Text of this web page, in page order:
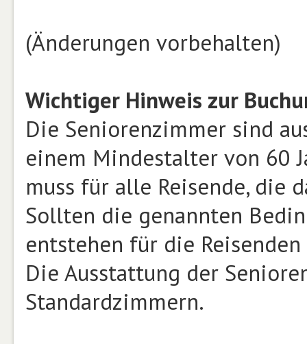
(Änderungen vorbehalten)
Wichtiger Hinweis zur
Die Seniorenzimmer sind
einem Mindestalter von 60
muss für alle Reisende, die
Sollten die genannten
entstehen für die
Die Ausstattung der
Standardzimmern.